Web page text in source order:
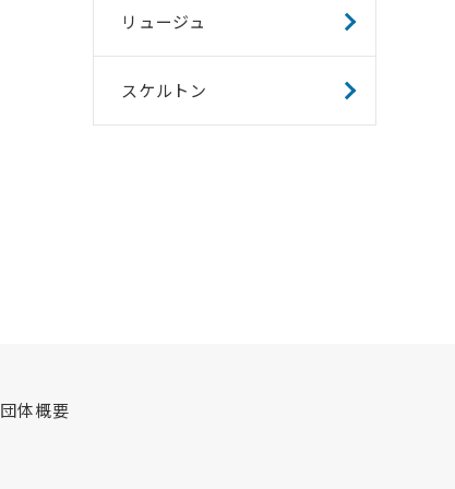
リュージュ
スケルトン
団体概要